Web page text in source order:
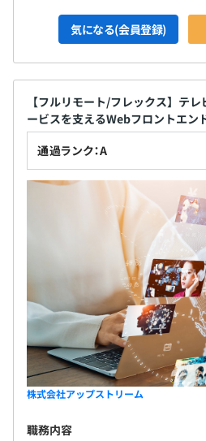
気になる(会員登録)
【フルリモート/フレックス】テ
ービスを支えるWebフロントエン
通過ランク：A
株式会社アップストリーム
職務内容